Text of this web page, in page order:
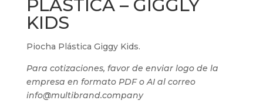
PLASTICA – GIGGLY
KIDS
Piocha Plástica Giggy Kids.
Para cotizaciones, favor de enviar logo de la
empresa en formato PDF o AI al correo
info@multibrand.company